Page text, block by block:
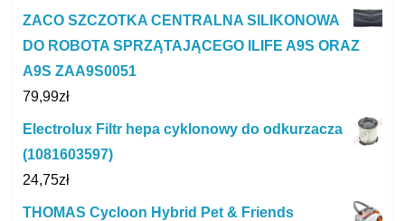
ZACO SZCZOTKA CENTRALNA SILIKONOWA
DO ROBOTA SPRZĄTAJĄCEGO ILIFE A9S ORAZ
A9S ZAA9S0051
79,99zł
Electrolux Filtr hepa cyklonowy do odkurzacza
(1081603597)
24,75zł
THOMAS Cycloon Hybrid Pet & Friends